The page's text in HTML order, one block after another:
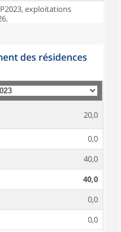
exploitations
des résidences
20,0
0,0
40,0
40,0
0,0
0,0